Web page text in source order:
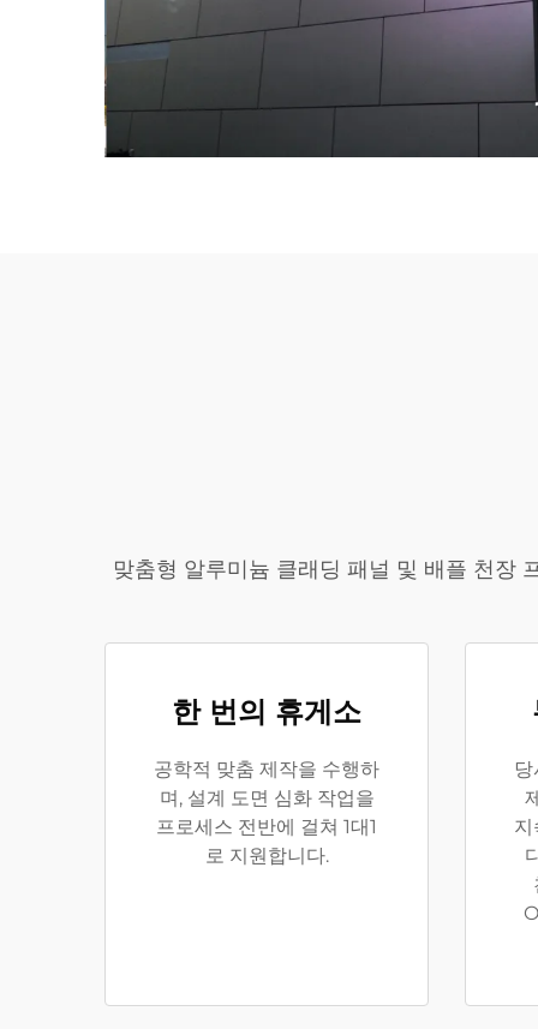
맞춤형 알루미늄 클래딩 패널 및 배플 천장
한 번의 휴게소
공학적 맞춤 제작을 수행하
며, 설계 도면 심화 작업을
프로세스 전반에 걸쳐 1대1
로 지원합니다.
지